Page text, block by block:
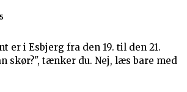
er i Esbjerg fra den 19. til den 21.
skør?", tænker du. Nej, læs bare med